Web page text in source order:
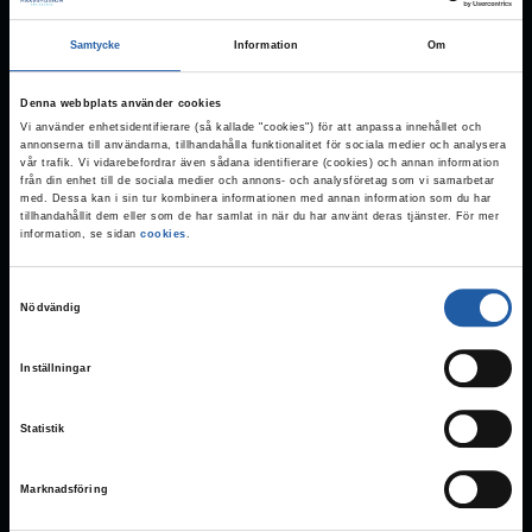
Samtycke Information Om
Denna webbplats använder cookies
Vi använder enhetsidentifierare (så kallade "cookies") för att anpassa innehållet och
annonserna till användarna, tillhandahålla funktionalitet för sociala medier och analysera
vår trafik. Vi vidarebefordrar även sådana identifierare (cookies) och annan information
från din enhet till de sociala medier och annons- och analysföretag som vi samarbetar
med. Dessa kan i sin tur kombinera informationen med annan information som du har
tillhandahållit dem eller som de har samlat in när du har använt deras tjänster. För mer
information, se sidancookies.
Nödvändig
Inställningar
Statistik
Marknadsföring
använder inga egna tangentbordskommandon,
vilket gör att du kan använda ditt tangentbord
Exempel på vanliga
tangentbordskommandon:
element
aktivera ett interaktivt element som har
inom ett interaktivt element